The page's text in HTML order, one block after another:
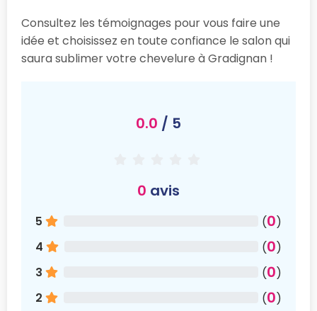
Consultez les témoignages pour vous faire une
idée et choisissez en toute confiance le salon qui
saura sublimer votre chevelure à Gradignan !
0.0 / 5
0 avis
5 (0)
4
(0)
3
(0)
2
(0)